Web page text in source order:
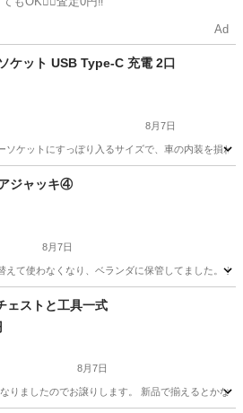
Ad
車 シガーソケット USB Type-C 充電 2口
8月7日
ソケットにすっぽり入るサイズで、車の内装を損
アクセサリー
ジャッキ④
8月7日
えて使わなくなり、ベランダに保管してました。
メンテナンス用品
ェストと工具一式
8月7日
りましたのでお譲りします。 新品で揃えるとかな